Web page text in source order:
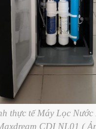
thực tế Máy Lọc
CDI NL01 (